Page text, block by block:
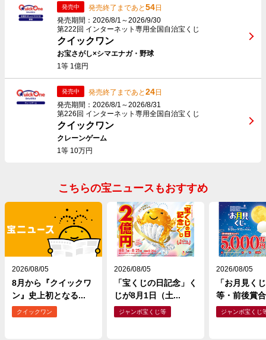
発売中 発売終了まであと54日
発売期間：2026/8/1～2026/9/30
第222回 インターネット専用全国自治宝くじ
クイックワン
お宝さがし×シマエナガ・野球
1等 1億円
発売中 発売終了まであと24日
発売期間：2026/8/1～2026/8/31
第226回 インターネット専用全国自治宝くじ
クイックワン
クレーンゲーム
1等 10万円
こちらの宝ニュースもおすすめ
2026/08/05
8月から『クイックワ
ン』史上初となる...
クイックワン
2026/08/05
「宝くじの日記念」く
じが8月1日（土...
ジャンボ宝くじ等
2026/08/05
「お月見く
等・前後賞
ジャンボ宝くじ